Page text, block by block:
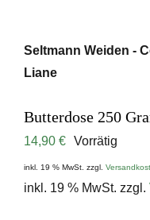
Seltmann Weiden -
Liane
Butterdose 250
14,90 € Vorrätig
inkl. 19 % MwSt. zzgl.
inkl. 19 % MwSt. zzgl.